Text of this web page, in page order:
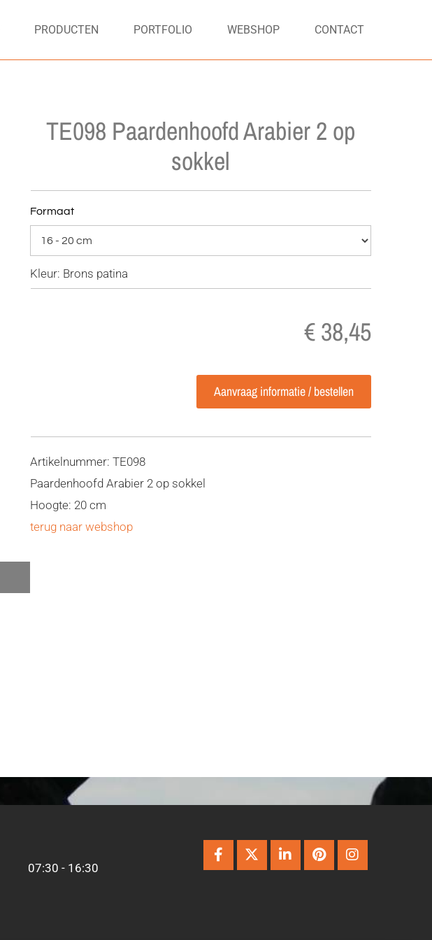
PRODUCTEN PORTFOLIO WEBSHOP CONTACT
TE098 Paardenhoofd Arabier 2 op
sokkel
Formaat
Kleur: Brons patina
€ 38,45
Aanvraag informatie / bestellen
Artikelnummer: TE098
Paardenhoofd Arabier 2 op sokkel
Hoogte: 20 cm
terug naar webshop
07:30 - 16:30